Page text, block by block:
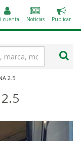
cuenta Noticias
un
Publicar
2.5